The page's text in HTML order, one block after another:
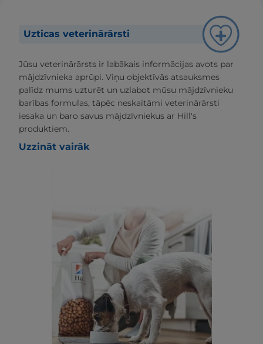
Uzticas veterinārārsti
Jūsu veterinārārsts ir labākais informācijas avots par
mājdzīvnieka aprūpi. Viņu objektīvās atsauksmes
palīdz mums uzturēt un uzlabot mūsu mājdzīvnieku
barības formulas, tāpēc neskaitāmi veterinārārsti
iesaka un baro savus mājdzīvniekus ar Hill's
produktiem.
Uzzināt vairāk